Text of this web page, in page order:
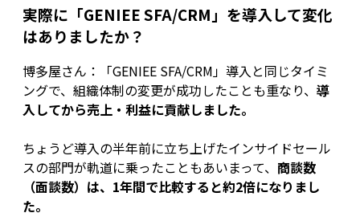
実際に「GENIEE SFA/CRM」を導入して変化
はありましたか？
博多屋さん：「GENIEE SFA/CRM」導入と同じタイミ
ングで、組織体制の変更が成功したことも重なり、 導
入してから売上・利益に貢献しました。
ちょうど導入の半年前に立ち上げたインサイドセール
スの部門が軌道に乗ったこともあいまって、 商談数
（面談数）は、1年間で比較すると約2倍になりまし
た。